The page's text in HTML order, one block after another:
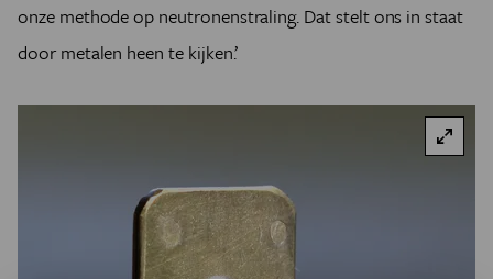
onze methode op neutronenstraling. Dat stelt ons in staat
door metalen heen te kijken.’